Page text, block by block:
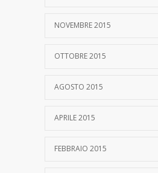
NOVEMBRE 2015
OTTOBRE 2015
AGOSTO 2015
APRILE 2015
FEBBRAIO 2015